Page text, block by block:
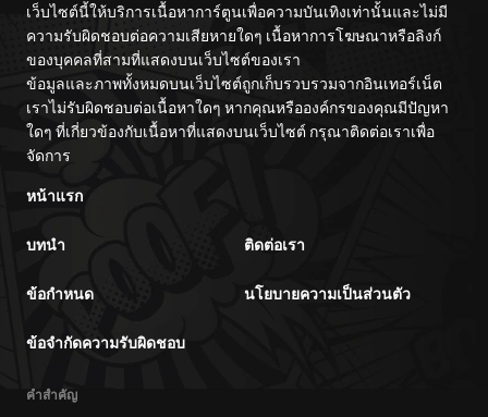
เว็บไซต์นี้ให้บริการเนื้อหาการ์ตูนเพื่อความบันเทิงเท่านั้นและไม่มี
ความรับผิดชอบต่อความเสียหายใดๆ เนื้อหาการโฆษณาหรือลิงก์
ของบุคคลที่สามที่แสดงบนเว็บไซต์ของเรา
ข้อมูลและภาพทั้งหมดบนเว็บไซต์ถูกเก็บรวบรวมจากอินเทอร์เน็ต
เราไม่รับผิดชอบต่อเนื้อหาใดๆ หากคุณหรือองค์กรของคุณมีปัญหา
ใดๆ ที่เกี่ยวข้องกับเนื้อหาที่แสดงบนเว็บไซต์ กรุณาติดต่อเราเพื่อ
จัดการ
หน้าแรก
บทนำ ติดต่อเรา
ข้อกำหนด นโยบายความเป็นส่วนตัว
ข้อจำกัดความรับผิดชอบ
คำสำคัญ